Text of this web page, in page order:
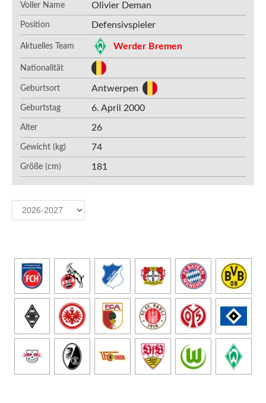
Voller Name Olivier Deman
Position Defensivspieler
Aktuelles Team Werder Bremen
Nationalität
Geburtsort Antwerpen
Geburtstag 6. April 2000
Alter 26
Gewicht (kg) 74
Größe (cm) 181